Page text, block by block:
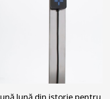
lună din istorie pentru